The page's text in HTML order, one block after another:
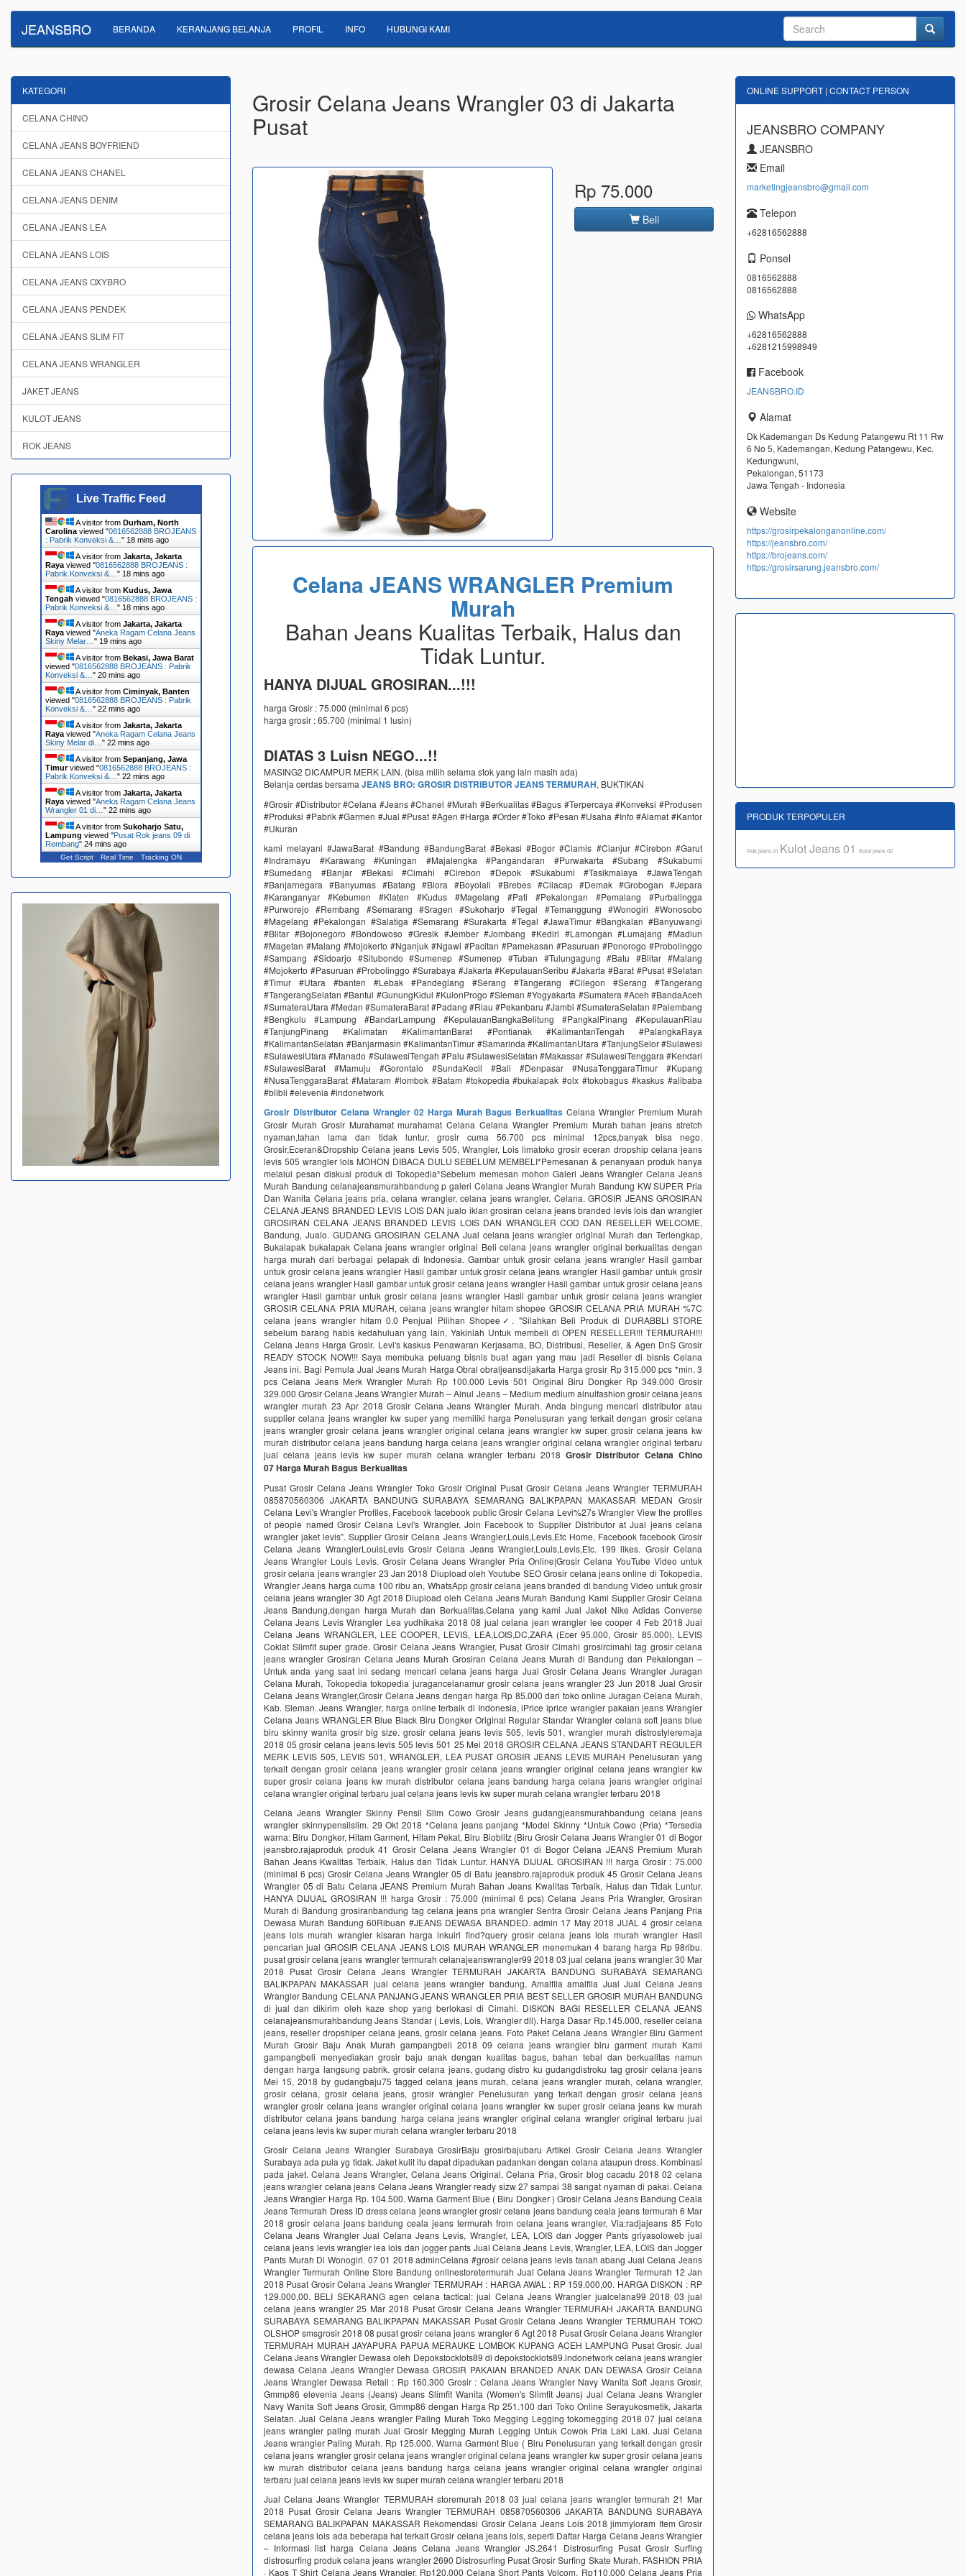
JEANSBRO BERANDA KERANJANG BELANJA PROFIL INFO HUBUNGI KAMI
Grosir Celana Jeans Wrangler 03 di Jakarta
Pusat
Rp 75.000
Beli
Celana JEANS WRANGLER Premium
Murah
Bahan Jeans Kualitas Terbaik, Halus dan
Tidak Luntur.
HANYA DIJUAL GROSIRAN...!!!
harga Grosir : 75.000 (minimal 6 pcs)
harga grosir : 65.700 (minimal 1 lusin)
DIATAS 3 Luisn NEGO...!!
MASING2 DICAMPUR MERK LAIN. (bisa milih selama stok yang lain masih ada)
Belanja cerdas bersama JEANS BRO: GROSIR DISTRIBUTOR JEANS TERMURAH, BUKTIKAN
#Grosir #Distributor #Celana #Jeans #Chanel #Murah #Berkualitas #Bagus #Terpercaya #Konveksi #Produsen
#Produksi #Pabrik #Garmen #Jual #Pusat #Agen #Harga #Order #Toko #Pesan #Usaha #Info #Alamat #Kantor
#Ukuran
kami melayani #JawaBarat #Bandung #BandungBarat #Bekasi #Bogor #Ciamis #Cianjur #Cirebon #Garut
#Indramayu #Karawang #Kuningan #Majalengka #Pangandaran #Purwakarta #Subang #Sukabumi
#Sumedang #Banjar #Bekasi #Cimahi #Cirebon #Depok #Sukabumi #Tasikmalaya #JawaTengah
#Banjarnegara #Banyumas #Batang #Blora #Boyolali #Brebes #Cilacap #Demak #Grobogan #Jepara
#Karanganyar #Kebumen #Klaten #Kudus #Magelang #Pati #Pekalongan #Pemalang #Purbalingga
#Purworejo #Rembang #Semarang #Sragen #Sukoharjo #Tegal #Temanggung #Wonogiri #Wonosobo
#Magelang #Pekalongan #Salatiga #Semarang #Surakarta #Tegal #JawaTimur #Bangkalan #Banyuwangi
#Blitar #Bojonegoro #Bondowoso #Gresik #Jember #Jombang #Kediri #Lamongan #Lumajang #Madiun
#Magetan #Malang #Mojokerto #Nganjuk #Ngawi #Pacitan #Pamekasan #Pasuruan #Ponorogo #Probolinggo
#Sampang #Sidoarjo #Situbondo #Sumenep #Sumenep #Tuban #Tulungagung #Batu #Blitar #Malang
#Mojokerto #Pasuruan #Probolinggo #Surabaya #Jakarta #KepulauanSeribu #Jakarta #Barat #Pusat #Selatan
#Timur #Utara #banten #Lebak #Pandeglang #Serang #Tangerang #Cilegon #Serang #Tangerang
#TangerangSelatan #Bantul #GunungKidul #KulonProgo #Sleman #Yogyakarta #Sumatera #Aceh #BandaAceh
#SumateraUtara #Medan #SumateraBarat #Padang #Riau #Pekanbaru #Jambi #SumateraSelatan #Palembang
#Bengkulu #Lampung #BandarLampung #KepulauanBangkaBelitung #PangkalPinang #KepulauanRiau
#TanjungPinang #Kalimatan #KalimantanBarat #Pontianak #KalimantanTengah #PalangkaRaya
#KalimantanSelatan #Banjarmasin #KalimantanTimur #Samarinda #KalimantanUtara #TanjungSelor #Sulawesi
#SulawesiUtara #Manado #SulawesiTengah #Palu #SulawesiSelatan #Makassar #SulawesiTenggara #Kendari
#SulawesiBarat #Mamuju #Gorontalo #SundaKecil #Bali #Denpasar #NusaTenggaraTimur #Kupang
#NusaTenggaraBarat #Mataram #lombok #Batam #tokopedia #bukalapak #olx #tokobagus #kaskus #alibaba
#blibli #elevenia #indonetwork
Grosir Distributor Celana Wrangler 02 Harga Murah Bagus Berkualitas Celana Wrangler Premium Murah
Grosir Murah Grosir Murahamat murahamat Celana Celana Wrangler Premium Murah bahan jeans stretch
nyaman,tahan lama dan tidak luntur, grosir cuma 56.700 pcs minimal 12pcs,banyak bisa nego.
Grosir,Eceran&Dropship Celana jeans Levis 505, Wrangler, Lois limatoko grosir eceran dropship celana jeans
levis 505 wrangler lois MOHON DIBACA DULU SEBELUM MEMBELI*Pemesanan & penanyaan produk hanya
melalui pesan diskusi produk di Tokopedia*Sebelum memesan mohon Galeri Jeans Wrangler Celana Jeans
Murah Bandung celanajeansmurahbandung p galeri Celana Jeans Wrangler Murah Bandung KW SUPER Pria
Dan Wanita Celana jeans pria, celana wrangler, celana jeans wrangler. Celana. GROSIR JEANS GROSIRAN
CELANA JEANS BRANDED LEVIS LOIS DAN jualo iklan grosiran celana jeans branded levis lois dan wrangler
GROSIRAN CELANA JEANS BRANDED LEVIS LOIS DAN WRANGLER COD DAN RESELLER WELCOME,
Bandung, Jualo. GUDANG GROSIRAN CELANA Jual celana jeans wrangler original Murah dan Terlengkap,
Bukalapak bukalapak Celana jeans wrangler original Beli celana jeans wrangler original berkualitas dengan
harga murah dari berbagai pelapak di Indonesia. Gambar untuk grosir celana jeans wrangler Hasil gambar
untuk grosir celana jeans wrangler Hasil gambar untuk grosir celana jeans wrangler Hasil gambar untuk grosir
celana jeans wrangler Hasil gambar untuk grosir celana jeans wrangler Hasil gambar untuk grosir celana jeans
wrangler Hasil gambar untuk grosir celana jeans wrangler Hasil gambar untuk grosir celana jeans wrangler
GROSIR CELANA PRIA MURAH, celana jeans wrangler hitam shopee GROSIR CELANA PRIA MURAH %7C
celana jeans wrangler hitam 0.0 Penjual Pilihan Shopee✓. "Silahkan Beli Produk di DURABBLI STORE
sebelum barang habis kedahuluan yang lain, Yakinlah Untuk membeli di OPEN RESELLER!!! TERMURAH!!!
Celana Jeans Harga Grosir. Levi's kaskus Penawaran Kerjasama, BO, Distribusi, Reseller, & Agen DnS Grosir
READY STOCK NOW!!! Saya membuka peluang bisnis buat agan yang mau jadi Reseller di bisnis Celana
Jeans ini. Bagi Pemula Jual Jeans Murah Harga Obral obraljeansdijakarta Harga grosir Rp 315.000 pcs *min. 3
pcs Celana Jeans Merk Wrangler Murah Rp 100.000 Levis 501 Original Biru Dongker Rp 349.000 Grosir
329.000 Grosir Celana Jeans Wrangler Murah – Ainul Jeans – Medium medium ainulfashion grosir celana jeans
wrangler murah 23 Apr 2018 Grosir Celana Jeans Wrangler Murah. Anda bingung mencari distributor atau
supplier celana jeans wrangler kw super yang memiliki harga Penelusuran yang terkait dengan grosir celana
jeans wrangler grosir celana jeans wrangler original celana jeans wrangler kw super grosir celana jeans kw
murah distributor celana jeans bandung harga celana jeans wrangler original celana wrangler original terbaru
jual celana jeans levis kw super murah celana wrangler terbaru 2018 Grosir Distributor Celana Chino
07 Harga Murah Bagus Berkualitas
Pusat Grosir Celana Jeans Wrangler Toko Grosir Original Pusat Grosir Celana Jeans Wrangler TERMURAH
085870560306 JAKARTA BANDUNG SURABAYA SEMARANG BALIKPAPAN MAKASSAR MEDAN Grosir
Celana Levi's Wrangler Profiles, Facebook facebook public Grosir Celana Levi%27s Wrangler View the profiles
of people named Grosir Celana Levi's Wrangler. Join Facebook to Supplier Distributor at Jual jeans celana
wrangler jaket levis". Supplier Grosir Celana Jeans Wrangler,Louis,Levis,Etc Home, Facebook facebook Grosir
Celana Jeans WranglerLouisLevis Grosir Celana Jeans Wrangler,Louis,Levis,Etc. 199 likes. Grosir Celana
Jeans Wrangler Louis Levis. Grosir Celana Jeans Wrangler Pria Online|Grosir Celana YouTube Video untuk
grosir celana jeans wrangler 23 Jan 2018 Diupload oleh Youtube SEO Grosir celana jeans online di Tokopedia,
Wrangler Jeans harga cuma 100 ribu an, WhatsApp grosir celana jeans branded di bandung Video untuk grosir
celana jeans wrangler 30 Agt 2018 Diupload oleh Celana Jeans Murah Bandung Kami Supplier Grosir Celana
Jeans Bandung,dengan harga Murah dan Berkualitas,Celana yang kami Jual Jaket Nike Adidas Converse
Celana Jeans Levis Wrangler Lea yudhikaka 2018 08 jual celana jean wrangler lee cooper 4 Feb 2018 Jual
Celana Jeans WRANGLER, LEE COOPER, LEVIS, LEA,LOIS,DC,ZARA (Ecer 95.000, Grosir 85.000). LEVIS
Coklat Slimfit super grade. Grosir Celana Jeans Wrangler, Pusat Grosir Cimahi grosircimahi tag grosir celana
jeans wrangler Grosiran Celana Jeans Murah Grosiran Celana Jeans Murah di Bandung dan Pekalongan –
Untuk anda yang saat ini sedang mencari celana jeans harga Jual Grosir Celana Jeans Wrangler Juragan
Celana Murah, Tokopedia tokopedia juragancelanamur grosir celana jeans wrangler 23 Jun 2018 Jual Grosir
Celana Jeans Wrangler,Grosir Celana Jeans dengan harga Rp 85.000 dari toko online Juragan Celana Murah,
Kab. Sleman. Jeans Wrangler, harga online terbaik di Indonesia, iPrice iprice wrangler pakaian jeans Wrangler
Celana Jeans WRANGLER Blue Black Biru Dongker Original Regular Standar Wrangler celana soft jeans blue
biru skinny wanita grosir big size. grosir celana jeans levis 505, levis 501, wrangler murah distrostyleremaja
2018 05 grosir celana jeans levis 505 levis 501 25 Mei 2018 GROSIR CELANA JEANS STANDART REGULER
MERK LEVIS 505, LEVIS 501, WRANGLER, LEA PUSAT GROSIR JEANS LEVIS MURAH Penelusuran yang
terkait dengan grosir celana jeans wrangler grosir celana jeans wrangler original celana jeans wrangler kw
super grosir celana jeans kw murah distributor celana jeans bandung harga celana jeans wrangler original
celana wrangler original terbaru jual celana jeans levis kw super murah celana wrangler terbaru 2018
Celana Jeans Wrangler Skinny Pensil Slim Cowo Grosir Jeans gudangjeansmurahbandung celana jeans
wrangler skinnypensilslim. 29 Okt 2018 *Celana jeans panjang *Model Skinny *Untuk Cowo (Pria) *Tersedia
warna: Biru Dongker, Hitam Garment, Hitam Pekat, Biru Bioblitz (Biru Grosir Celana Jeans Wrangler 01 di Bogor
jeansbro.rajaproduk produk 41 Grosir Celana Jeans Wrangler 01 di Bogor Celana JEANS Premium Murah
Bahan Jeans Kwalitas Terbaik, Halus dan Tidak Luntur. HANYA DIJUAL GROSIRAN !!! harga Grosir : 75.000
(minimal 6 pcs) Grosir Celana Jeans Wrangler 05 di Batu jeansbro.rajaproduk produk 45 Grosir Celana Jeans
Wrangler 05 di Batu Celana JEANS Premium Murah Bahan Jeans Kwalitas Terbaik, Halus dan Tidak Luntur.
HANYA DIJUAL GROSIRAN !!! harga Grosir : 75.000 (minimal 6 pcs) Celana Jeans Pria Wrangler, Grosiran
Murah di Bandung grosiranbandung tag celana jeans pria wrangler Sentra Grosir Celana Jeans Panjang Pria
Dewasa Murah Bandung 60Ribuan #JEANS DEWASA BRANDED. admin 17 May 2018 JUAL 4 grosir celana
jeans lois murah wrangler kisaran harga inkuiri find?query grosir celana jeans lois murah wrangler Hasil
pencarian jual GROSIR CELANA JEANS LOIS MURAH WRANGLER menemukan 4 barang harga Rp 98ribu.
pusat grosir celana jeans wrangler termurah celanajeanswrangler99 2018 03 jual celana jeans wrangler 30 Mar
2018 Pusat Grosir Celana Jeans Wrangler TERMURAH JAKARTA BANDUNG SURABAYA SEMARANG
BALIKPAPAN MAKASSAR jual celana jeans wrangler bandung, Amalfila amalfila Jual Jual Celana Jeans
Wrangler Bandung CELANA PANJANG JEANS WRANGLER PRIA BEST SELLER GROSIR MURAH BANDUNG
di jual dan dikirim oleh kaze shop yang berlokasi di Cimahi. DISKON BAGI RESELLER CELANA JEANS
celanajeansmurahbandung Jeans Standar ( Levis, Lois, Wrangler dll). Harga Dasar Rp.145.000, reseller celana
jeans, reseller dropshiper celana jeans, grosir celana jeans. Foto Paket Celana Jeans Wrangler Biru Garment
Murah Grosir Baju Anak Murah gampangbeli 2018 09 celana jeans wrangler biru garment murah Kami
gampangbeli menyediakan grosir baju anak dengan kualitas bagus, bahan tebal dan berkualitas namun
dengan harga langsung pabrik. grosir celana jeans, gudang distro ku gudangdistroku tag grosir celana jeans
Mei 15, 2018 by gudangbaju75 tagged celana jeans murah, celana jeans wrangler murah, celana wrangler,
grosir celana, grosir celana jeans, grosir wrangler Penelusuran yang terkait dengan grosir celana jeans
wrangler grosir celana jeans wrangler original celana jeans wrangler kw super grosir celana jeans kw murah
distributor celana jeans bandung harga celana jeans wrangler original celana wrangler original terbaru jual
celana jeans levis kw super murah celana wrangler terbaru 2018
Grosir Celana Jeans Wrangler Surabaya GrosirBaju grosirbajubaru Artikel Grosir Celana Jeans Wrangler
Surabaya ada pula yg tidak. Jaket kulit itu dapat dipadukan padankan dengan celana ataupun dress. Kombinasi
pada jaket. Celana Jeans Wrangler, Celana Jeans Original, Celana Pria, Grosir blog cacadu 2018 02 celana
jeans wrangler celana jeans Celana Jeans Wrangler ready sizw 27 sampai 38 sangat nyaman di pakai. Celana
Jeans Wrangler Harga Rp. 104.500. Warna Garment Blue ( Biru Dongker ) Grosir Celana Jeans Bandung Ceala
Jeans Termurah Dress ID dress celana jeans wrangler grosir celana jeans bandung ceala jeans termurah 6 Mar
2018 grosir celana jeans bandung ceala jeans termurah from celana jeans wrangler, Via:radjajeans 85 Foto
Celana Jeans Wrangler Jual Celana Jeans Levis, Wrangler, LEA, LOIS dan Jogger Pants griyasoloweb jual
celana jeans levis wrangler lea lois dan jogger pants Jual Celana Jeans Levis, Wrangler, LEA, LOIS dan Jogger
Pants Murah Di Wonogiri. 07 01 2018 adminCelana #grosir celana jeans levis tanah abang Jual Celana Jeans
Wrangler Termurah Online Store Bandung onlinestoretermurah Jual Celana Jeans Wrangler Termurah 12 Jan
2018 Pusat Grosir Celana Jeans Wrangler TERMURAH : HARGA AWAL : RP 159.000,00. HARGA DISKON : RP
129.000,00. BELI SEKARANG agen celana tactical: jual Celana Jeans Wrangler jualcelana99 2018 03 jual
celana jeans wrangler 25 Mar 2018 Pusat Grosir Celana Jeans Wrangler TERMURAH JAKARTA BANDUNG
SURABAYA SEMARANG BALIKPAPAN MAKASSAR Pusat Grosir Celana Jeans Wrangler TERMURAH TOKO
OLSHOP smsgrosir 2018 08 pusat grosir celana jeans wrangler 6 Agt 2018 Pusat Grosir Celana Jeans Wrangler
TERMURAH MURAH JAYAPURA PAPUA MERAUKE LOMBOK KUPANG ACEH LAMPUNG Pusat Grosir. Jual
Celana Jeans Wrangler Dewasa oleh Depokstocklots89 di depokstocklots89.indonetwork celana jeans wrangler
dewasa Celana Jeans Wrangler Dewasa GROSIR PAKAIAN BRANDED ANAK DAN DEWASA Grosir Celana
Jeans Wrangler Dewasa Retail : Rp 160.300 Grosir : Celana Jeans Wrangler Navy Wanita Soft Jeans Grosir,
Gmmp86 elevenia Jeans (Jeans) Jeans Slimfit Wanita (Women's Slimfit Jeans) Jual Celana Jeans Wrangler
Navy Wanita Soft Jeans Grosir, Gmmp86 dengan Harga Rp 251.100 dari Toko Online Serayukosmetik, Jakarta
Selatan. Jual Celana Jeans wrangler Paling Murah Toko Megging Legging tokomegging 2018 07 jual celana
jeans wrangler paling murah Jual Grosir Megging Murah Legging Untuk Cowok Pria Laki Laki. Jual Celana
Jeans wrangler Paling Murah. Rp 125.000. Warna Garment Blue ( Biru Penelusuran yang terkait dengan grosir
celana jeans wrangler grosir celana jeans wrangler original celana jeans wrangler kw super grosir celana jeans
kw murah distributor celana jeans bandung harga celana jeans wrangler original celana wrangler original
terbaru jual celana jeans levis kw super murah celana wrangler terbaru 2018
Jual Celana Jeans Wrangler TERMURAH storemurah 2018 03 jual celana jeans wrangler termurah 21 Mar
2018 Pusat Grosir Celana Jeans Wrangler TERMURAH 085870560306 JAKARTA BANDUNG SURABAYA
SEMARANG BALIKPAPAN MAKASSAR Rekomendasi Grosir Celana Jeans Lois 2018 jimmyloram Item Grosir
celana jeans lois ada beberapa hal terkait Grosir celana jeans lois, seperti Daftar Harga Celana Jeans Wrangler
– Informasi list harga Celana Jeans Celana Jeans Wrangler JS.2641 Distrosurfing Pusat Grosir Surfing
distrosurfing produk celana jeans wrangler 2690 Distrosurfing Pusat Grosir Surfing Skate Murah. FASHION PRIA
· Kaos T Shirt Celana Jeans Wrangler. Rp120.000 Celana Short Pants Volcom. Rp110.000 Celana Jeans Pria
KATEGORI
CELANA CHINO
CELANA JEANS BOYFRIEND
CELANA JEANS CHANEL
CELANA JEANS DENIM
CELANA JEANS LEA
CELANA JEANS LOIS
CELANA JEANS OXYBRO
CELANA JEANS PENDEK
CELANA JEANS SLIM FIT
CELANA JEANS WRANGLER
JAKET JEANS
KULOT JEANS
ROK JEANS
Live Traffic Feed
A visitor from Durham, North
Carolinaviewed "0816562888 BROJEANS
: Pabrik Konveksi &… " 18 mins ago
A visitor from Jakarta, Jakarta
Rayaviewed "0816562888 BROJEANS :
Pabrik Konveksi &… " 18 mins ago
A visitor from Kudus, Jawa
Tengah viewed "0816562888 BROJEANS :
Pabrik Konveksi &… " 18 mins ago
A visitor from Jakarta, Jakarta
Rayaviewed "Aneka Ragam Celana Jeans
Skiny Melar… " 19 mins ago
A visitor from Bekasi, Jawa Barat
viewed "0816562888 BROJEANS : Pabrik
Konveksi &… " 20 mins ago
A visitor from Ciminyak, Banten
viewed "0816562888 BROJEANS : Pabrik
Konveksi &… " 22 mins ago
A visitor from Jakarta, Jakarta
Rayaviewed "Aneka Ragam Celana Jeans
Skiny Melar di… " 22 mins ago
A visitor from Sepanjang, Jawa
Timurviewed "0816562888 BROJEANS :
Pabrik Konveksi &… " 22 mins ago
A visitor from Jakarta, Jakarta
Rayaviewed "Aneka Ragam Celana Jeans
Wrangler 01 di… " 22 mins ago
A visitor from Sukoharjo Satu,
Lampung viewed "Pusat Rok jeans 09 di
Rembang" 24 mins ago
Get Script Real Time Tracking ON
ONLINE SUPPORT | CONTACT PERSON
JEANSBRO COMPANY
JEANSBRO
Email
marketingjeansbro@gmail.com
Telepon
+62816562888
Ponsel
0816562888
0816562888
WhatsApp
+62816562888
+6281215998949
Facebook
JEANSBRO.ID
Alamat
Dk Kademangan Ds Kedung Patangewu Rt 11 Rw
6 No 5, Kademangan, Kedung Patangewu, Kec.
Kedungwuni,
Pekalongan, 51173
Jawa Tengah - Indonesia
Website
https://grosirpekalonganonline.com/
https://jeansbro.com/
https://brojeans.com/
https://grosirsarung.jeansbro.com/
PRODUK TERPOPULER
Rok jeans 01 Kulot Jeans 01 Kulot jeans 02